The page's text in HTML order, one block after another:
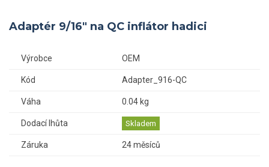
Adaptér 9/16" na QC inflátor hadici
Výrobce OEM
Kód Adapter_916-QC
Váha 0.04 kg
Dodací lhůta Skladem
Záruka 24 měsíců